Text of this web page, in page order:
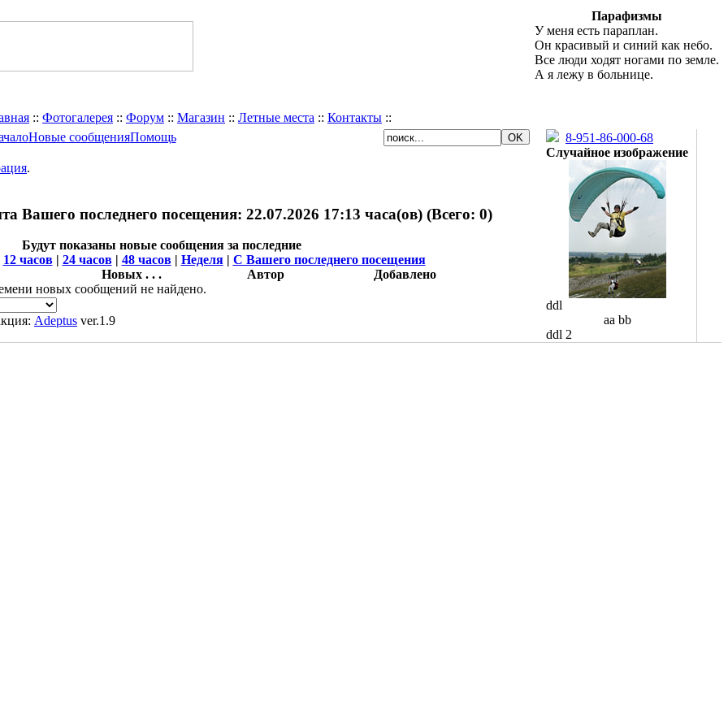
Парафизмы
У меня есть параплан.
Он красивый и синий как небо.
Все люди ходят ногами по земле.
А я лежу в больнице.
:: Фотогалерея :: Форум :: Магазин :: Летные места :: Контакты ::
Новые сообщенияПомощь
.
Вашего последнего посещения: 22.07.2026 17:13 часа(ов) (Всего: 0)
Будут показаны новые сообщения за последние
12 часов| 24 часов| 48 часов| Неделя| С Вашего последнего посещения
Новых . . . Автор
Добавлено
новых сообщений не найдено.
Adeptus ver.1.9
8-951-86-000-68
Случайное изображение
ddl
aa bb
ddl 2